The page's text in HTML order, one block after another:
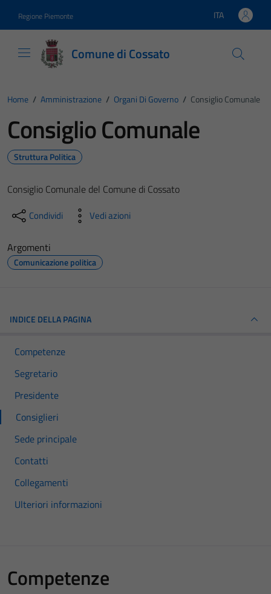
Regione Piemonte Lingua attiva:
ITA
Comune di Cossato
Home / Amministrazione / Organi Di Governo / Consiglio Comunale
Consiglio Comunale
Struttura Politica
Consiglio Comunale del Comune di Cossato
Condividi Vedi azioni
Argomenti
Comunicazione politica
INDICE DELLA PAGINA
Competenze
Segretario
Presidente
Consiglieri
Sede principale
Contatti
Collegamenti
Ulteriori informazioni
Competenze